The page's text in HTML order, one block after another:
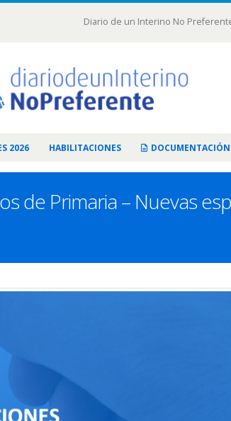
Diario de un Interino No
2026 HABILITACIONES DOCUMENTACIÓN
de Primaria – Nuevas